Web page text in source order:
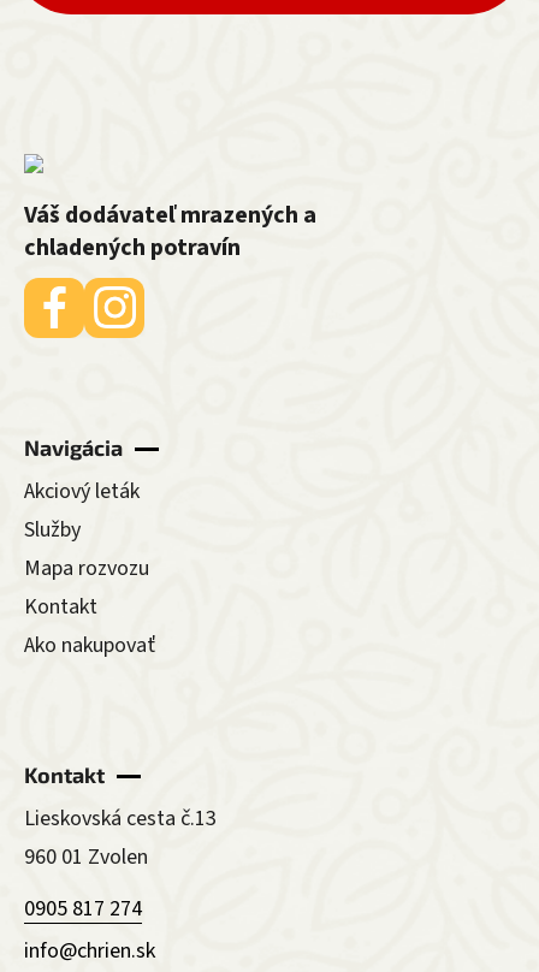
Váš dodávateľ mrazených a
chladených potravín
Navigácia
Akciový leták
Služby
Mapa rozvozu
Kontakt
Ako nakupovať
Kontakt
Lieskovská cesta č.13
960 01 Zvolen
0905 817 274
info@chrien.sk